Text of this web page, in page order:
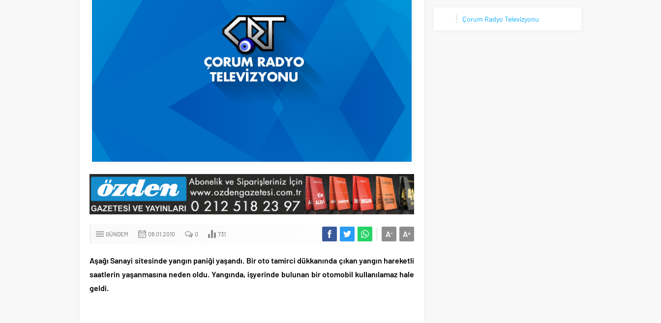
GÜNDEM 08.01.2010 0 731 A+
A-
Aşağı Sanayi sitesinde yangın paniği yaşandı. Bir oto tamirci dükkanında çıkan yangın hareketli
saatlerin yaşanmasına neden oldu. Yangında, işyerinde bulunan bir otomobil kullanılamaz hale
geldi.
Çorum Radyo Televizyonu